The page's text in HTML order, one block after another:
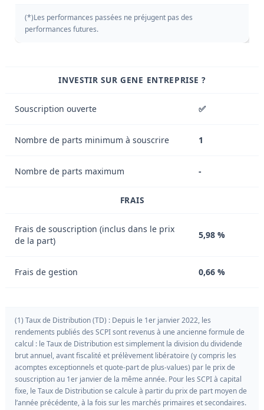
(*)Les performances passées ne préjugent pas des
performances futures.
INVESTIR SUR GENE ENTREPRISE ?
Souscription ouverte ✅
Nombre de parts minimum à souscrire 1
Nombre de parts maximum -
FRAIS
Frais de souscription (inclus dans le prix
de la part)
5,98 %
Frais de gestion 0,66 %
(1) Taux de Distribution (TD) : Depuis le 1er janvier 2022, les
rendements publiés des SCPI sont revenus à une ancienne formule de
calcul : le Taux de Distribution est simplement la division du dividende
brut annuel, avant fiscalité et prélèvement libératoire (y compris les
acomptes exceptionnels et quote-part de plus-values) par le prix de
souscription au 1er janvier de la même année. Pour les SCPI à capital
fixe, le Taux de Distribution se calcule à partir du prix de part moyen de
l’année précédente, à la fois sur les marchés primaires et secondaires.